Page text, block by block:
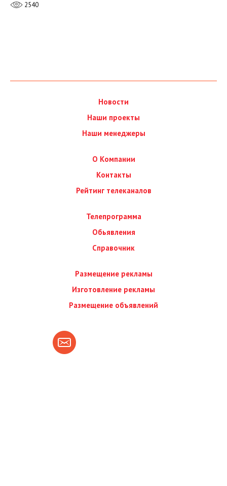
2540
Новости
Наши проекты
Наши менеджеры
О Компании
Контакты
Рейтинг телеканалов
Телепрограмма
Обьявления
Справочник
Размещение рекламы
Изготовление рекламы
Размещение объявлений